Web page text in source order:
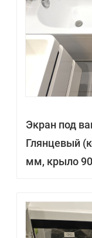
Экран под
Глянцевый
мм, крыло